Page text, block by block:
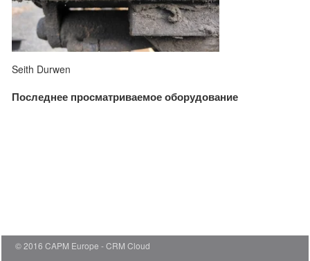
Seith Durwen
Последнее просматриваемое оборудование
© 2016 CAPM Europe
CRM Cloud